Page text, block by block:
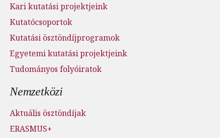
Kari kutatási projektjeink
Kutatócsoportok
Kutatási ösztöndíjprogramok
Egyetemi kutatási projektjeink
Tudományos folyóiratok
Nemzetközi
Aktuális ösztöndíjak
ERASMUS+